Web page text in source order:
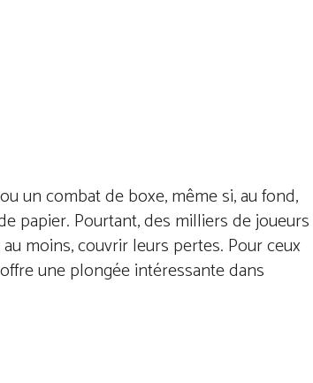
un combat de boxe, même si, au fond,
papier. Pourtant, des milliers de joueurs
moins, couvrir leurs pertes. Pour ceux
offre une plongée intéressante dans